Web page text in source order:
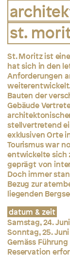
st.
St. Moritz ist
hat sich in den
Anforderungen
Bauten der
Gebäude
stellvertretend
exklusiven Orte
Tourismus war
entwickelte sich
geprägt von
Doch immer
Bezug zur
liegenden
datum & zeit
Samstag, 24. Juni
Sonntag, 25. Juni
Gemäss Führung
Reservation